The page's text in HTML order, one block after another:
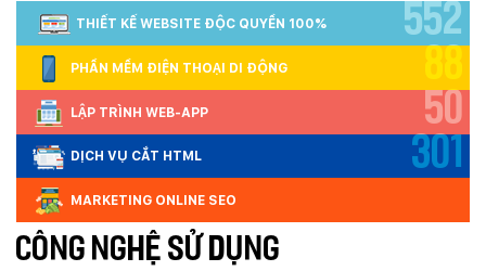
THIẾT KẾ WEBSITE ĐỘC QUYỀN 100% 552
PHẦN MỀM ĐIỆN THOẠI DI ĐỘNG 88
LẬP TRÌNH WEB-APP 50
DỊCH VỤ CẮT HTML 301
MARKETING ONLINE SEO
CÔNG NGHỆ SỬ DỤNG